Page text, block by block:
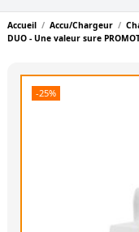
Accueil Accu/Chargeur
DUO - Une valeur sure
-25%